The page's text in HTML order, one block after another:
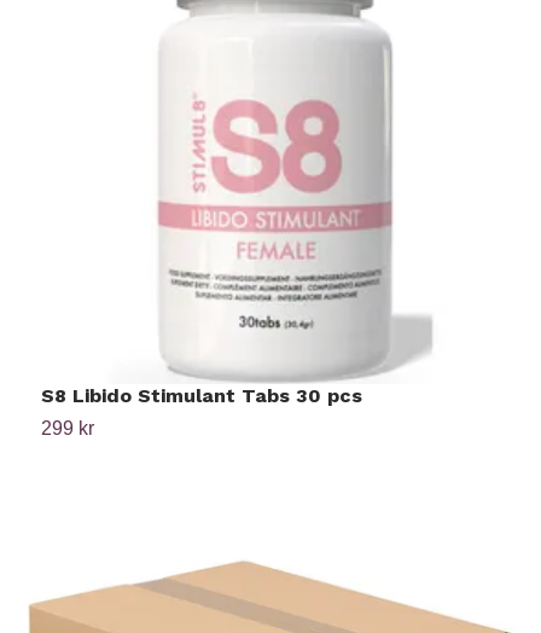
S8 Libido Stimulant Tabs 30 pcs
299 kr